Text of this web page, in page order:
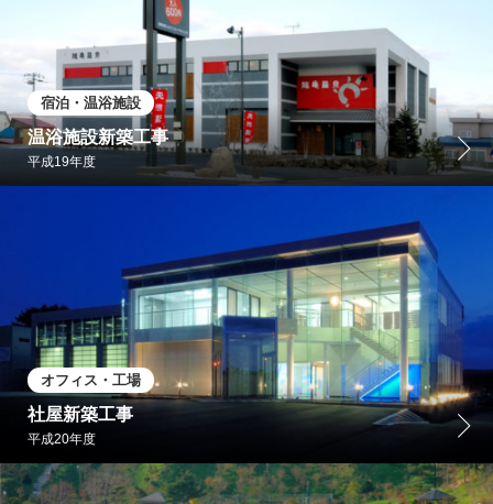
宿泊・温浴施設
温浴施設新築工事
平成19年度
オフィス・工場
社屋新築工事
平成20年度